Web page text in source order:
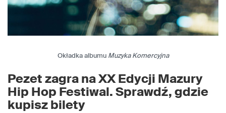
Okładka albumuMuzyka Komercyjna
Pezet zagra na XX Edycji Mazury
Hip Hop Festiwal. Sprawdź, gdzie
kupisz bilety